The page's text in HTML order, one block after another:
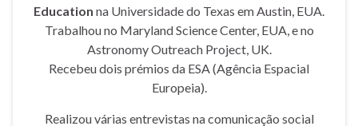
Education na Universidade do Texas em Austin, EUA.
Trabalhou no Maryland Science Center, EUA, e no
Astronomy Outreach Project, UK.
Recebeu dois prémios da ESA (Agência Espacial
Europeia).
Realizou várias entrevistas na comunicação social